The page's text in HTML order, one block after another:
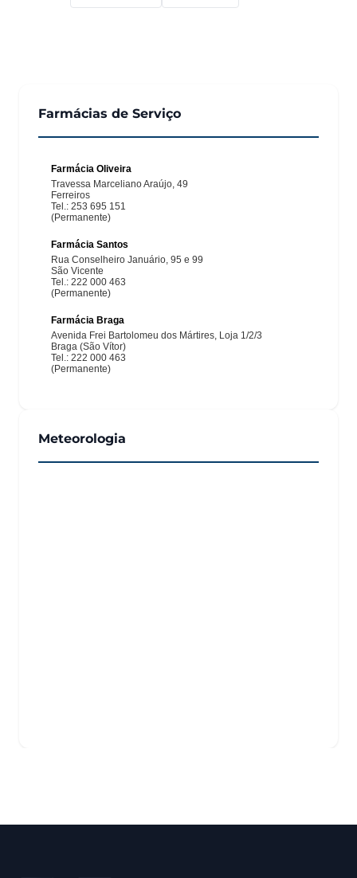
Farmácias de Serviço
Meteorologia